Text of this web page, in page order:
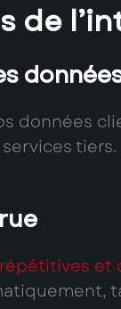
de
données
et